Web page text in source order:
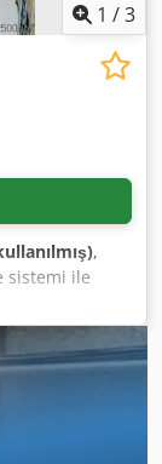
1 /3
,
sistemi ile
satılıktır. 1)
TCRG 300,
mm - 230 mm,
besleme
3000 mm,
duvar
duvar